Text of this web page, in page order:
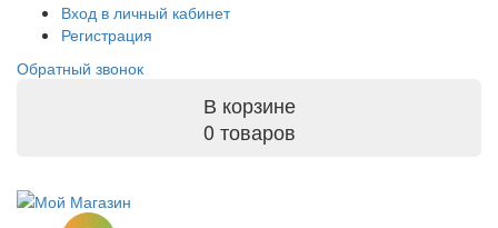
Вход в личный кабинет
Регистрация
Обратный звонок
В корзине
0 товаров